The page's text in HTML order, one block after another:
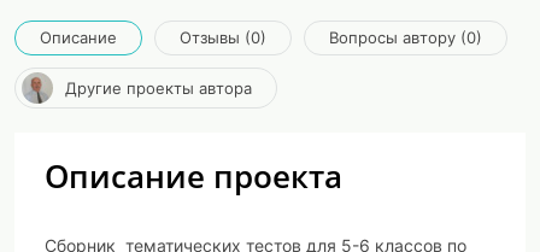
Описание Отзывы (0) Вопросы автору (0)
Другие проекты автора
Описание проекта
Сборник тематических тестов для 5-6 классов по